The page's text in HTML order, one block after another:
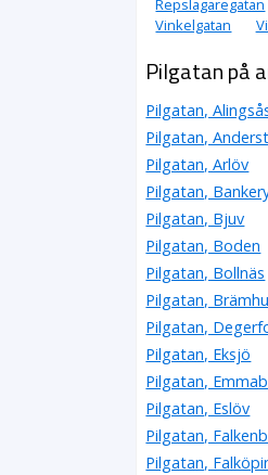
Repslagaregatan
Vinkelgatan
Pilgatan på
Pilgatan,
Pilgatan,
Pilgatan, Arlöv
Pilgatan,
Pilgatan, Bjuv
Pilgatan, Boden
Pilgatan, Bollnäs
Pilgatan,
Pilgatan,
Pilgatan, Eksjö
Pilgatan,
Pilgatan, Eslöv
Pilgatan,
Pilgatan,